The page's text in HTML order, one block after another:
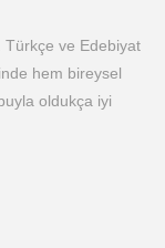
ve Edebiyat
hem bireysel
oldukça iyi